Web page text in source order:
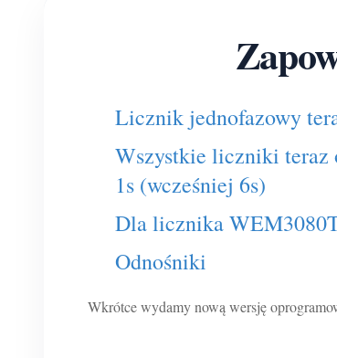
Licznik jednofazowy
Wszystkie liczniki teraz
1s (wcześniej 6s)
Dla licznika
Odnośniki
Wkrótce wydamy nową wersję